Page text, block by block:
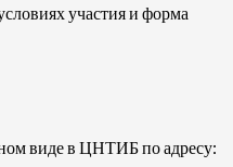
участия и форма
виде в ЦНТИБ по адресу: